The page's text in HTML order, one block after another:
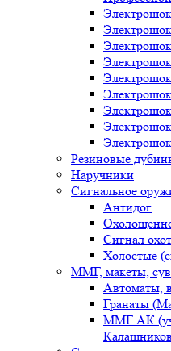
Резиновые
Наручники
Сигнальное
Антидог
Сигнал
Холостые
ММГ, макеты,
Автоматы,
Гранаты
ММГ АК